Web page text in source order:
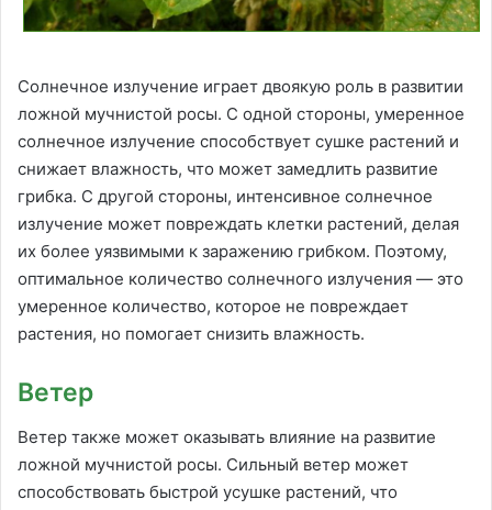
Солнечное излучение играет двоякую роль в развитии
ложной мучнистой росы. С одной стороны, умеренное
солнечное излучение способствует сушке растений и
снижает влажность, что может замедлить развитие
грибка. С другой стороны, интенсивное солнечное
излучение может повреждать клетки растений, делая
их более уязвимыми к заражению грибком. Поэтому,
оптимальное количество солнечного излучения — это
умеренное количество, которое не повреждает
растения, но помогает снизить влажность.
Ветер
Ветер также может оказывать влияние на развитие
ложной мучнистой росы. Сильный ветер может
способствовать быстрой усушке растений, что